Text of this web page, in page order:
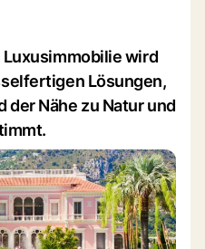
wird
Lösungen,
Nähe zu Natur und